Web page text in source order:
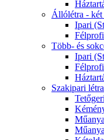
Állólétra -
Ipari
Több- és
Ipari
Szakipari